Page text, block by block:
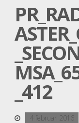
_412
4 februari 2016